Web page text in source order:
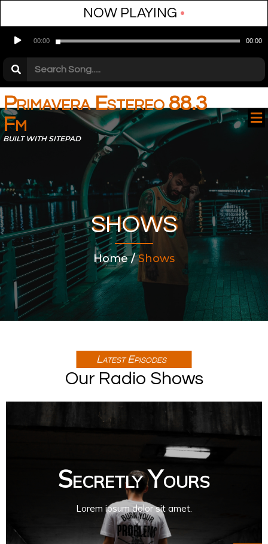
NOW PLAYING •
Audio
00:00 00:00
Primavera Estereo 88.3
Fm
BUILT WITH SITEPAD
SHOWS
Home / Shows
Latest Episodes
Our Radio Shows
Secretly Yours
Lorem ipsum dolor sit amet.